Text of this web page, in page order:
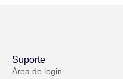
Suporte
Área de login